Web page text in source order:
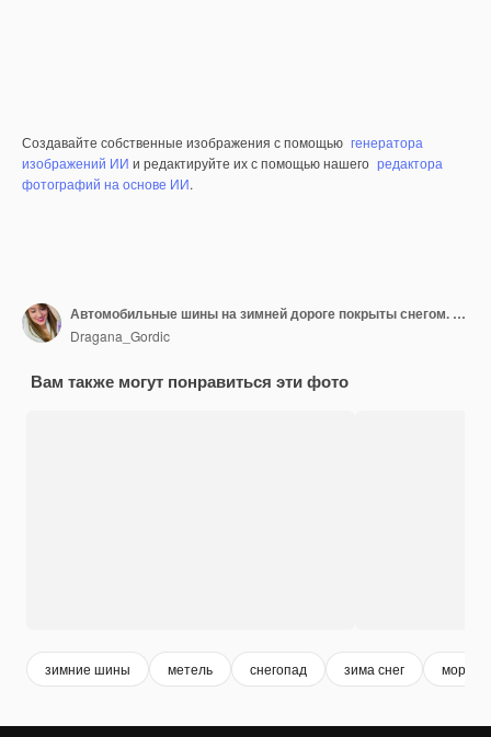
Создавайте собственные изображения с помощью генератора
изображений ИИ и редактируйте их с помощью нашего редактора
фотографий на основе ИИ.
Автомобильные шины на зимней дороге покрыты снегом. Транспортное средство на заснеженной аллее утром при снегопаде
Dragana_Gordic
Вам также могут понравиться эти фото
зимние шины метель снегопад зима снег мороз